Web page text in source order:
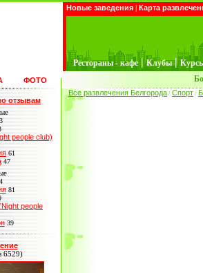
Новые заведения | Карта
Рестораны - кафе | Клубы |
ФОТО
отзывам
people club)
61
47
81
people
39
6529)
Все развлечения Белгорода / Спорт /